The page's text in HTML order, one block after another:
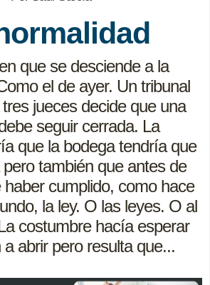
que se desciende a la
el de ayer. Un tribunal
jueces decide que una
seguir cerrada. La
que la bodega tendría que
también que antes de
cumplido, como hace
la ley. O las leyes. O al
costumbre hacía esperar
a abrir pero resulta que...